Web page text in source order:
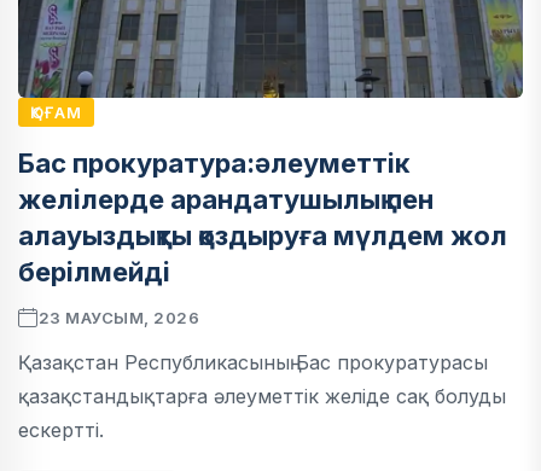
ҚОҒАМ
Бас прокуратура:әлеуметтік
желілерде арандатушылық пен
алауыздықты қоздыруға мүлдем жол
берілмейді
23 МАУСЫМ, 2026
Қазақстан Республикасының Бас прокуратурасы
қазақстандықтарға әлеуметтік желіде сақ болуды
ескертті.